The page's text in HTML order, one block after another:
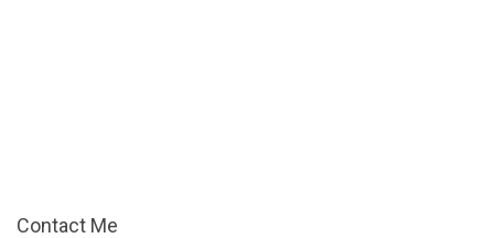
Contact Me